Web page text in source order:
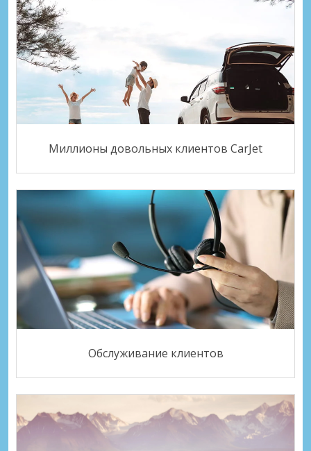
Миллионы довольных клиентов CarJet
Обслуживание клиентов